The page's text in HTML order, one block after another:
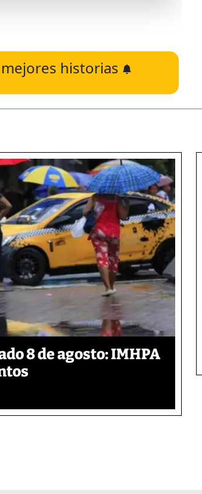
historias
8 de agosto: IMHPA